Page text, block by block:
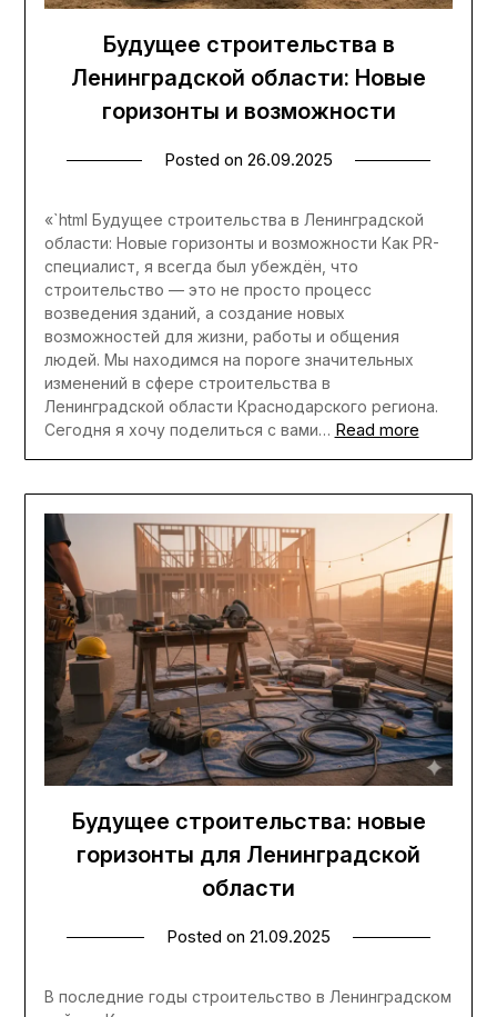
Будущее строительства в
Ленинградской области: Новые
горизонты и возможности
Posted on 26.09.2025
«`html Будущее строительства в Ленинградской
области: Новые горизонты и возможности Как PR-
специалист, я всегда был убеждён, что
строительство — это не просто процесс
возведения зданий, а создание новых
возможностей для жизни, работы и общения
людей. Мы находимся на пороге значительных
изменений в сфере строительства в
Ленинградской области Краснодарского региона.
Сегодня я хочу поделиться с вами… Read more
Будущее строительства: новые
горизонты для Ленинградской
области
Posted on 21.09.2025
В последние годы строительство в Ленинградском